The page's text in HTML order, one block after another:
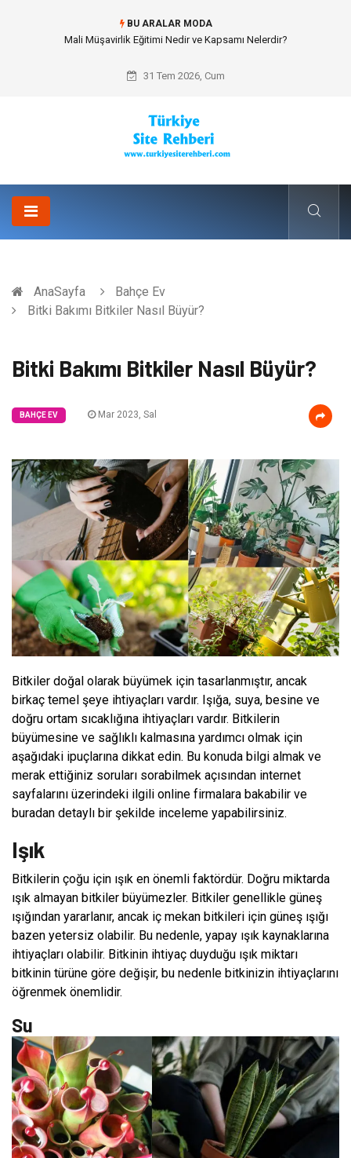
BU ARALAR MODA
Forma Yaptırma Girişimiyle Akademik Spor Topluluklarında Kurumsal
31 Tem 2026, Cum
AnaSayfa
Bahçe Ev
Bitki Bakımı Bitkiler Nasıl Büyür?
Bitki Bakımı Bitkiler Nasıl Büyür?
BAHÇE EV Mar 2023, Sal
Bitkiler doğal olarak büyümek için tasarlanmıştır, ancak
birkaç temel şeye ihtiyaçları vardır. Işığa, suya, besine ve
doğru ortam sıcaklığına ihtiyaçları vardır. Bitkilerin
büyümesine ve sağlıklı kalmasına yardımcı olmak için
aşağıdaki ipuçlarına dikkat edin. Bu konuda bilgi almak ve
merak ettiğiniz soruları sorabilmek açısından internet
sayfalarını üzerindeki ilgili online firmalara bakabilir ve
buradan detaylı bir şekilde inceleme yapabilirsiniz.
Işık
Bitkilerin çoğu için ışık en önemli faktördür. Doğru miktarda
ışık almayan bitkiler büyümezler. Bitkiler genellikle güneş
ışığından yararlanır, ancak iç mekan bitkileri için güneş ışığı
bazen yetersiz olabilir. Bu nedenle, yapay ışık kaynaklarına
ihtiyaçları olabilir. Bitkinin ihtiyaç duyduğu ışık miktarı
bitkinin türüne göre değişir, bu nedenle bitkinizin ihtiyaçlarını
öğrenmek önemlidir.
Su